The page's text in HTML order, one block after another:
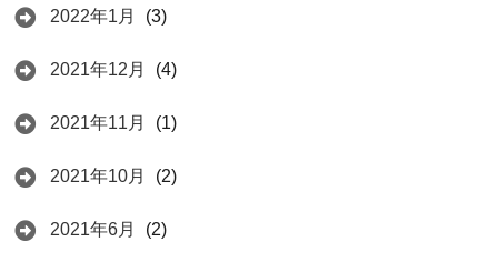
2022年1月 (3)
2021年12月 (4)
2021年11月 (1)
2021年10月 (2)
2021年6月 (2)